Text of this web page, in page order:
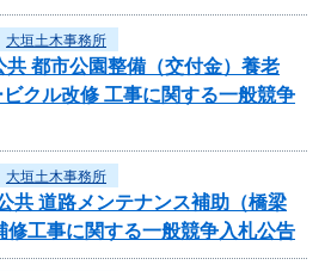
大垣土木事務所
都市公園整備（交付金）養老
クル改修 工事に関する一般競争
大垣土木事務所
道路メンテナンス補助（橋梁
修工事に関する一般競争入札公告